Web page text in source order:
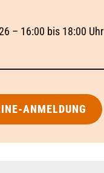
– 16:00 bis 18:00 Uhr
ANMELDUNG